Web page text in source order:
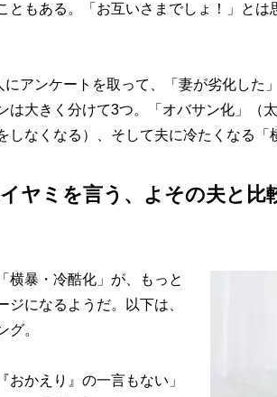
ともある。「お互いさまでしょ！」と
アンケートを取って、「妻が劣化した
は大きく分けて3つ。「オバサン化」（
しなくなる）、そして夫に冷たくなる「
ヤミを言う、よその夫と比
暴・冷酷化」が、もっと
ジになるようだ。以下は、
グ。
おかえり』の一言もない」